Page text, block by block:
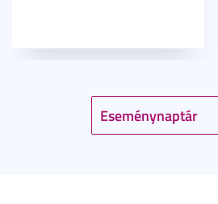
Eseménynaptár